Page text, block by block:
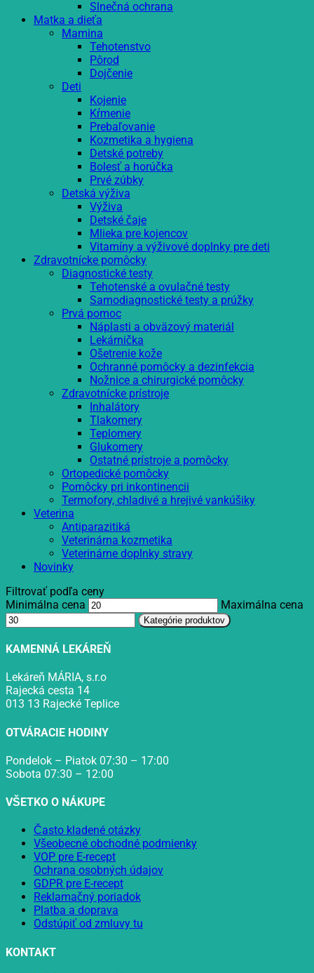
Slnečná ochrana
Matka a dieťa
Mamina
Tehotenstvo
Pôrod
Dojčenie
Deti
Kojenie
Kŕmenie
Prebaľovanie
Kozmetika a hygiena
Detské potreby
Bolesť a horúčka
Prvé zúbky
Detská výživa
Výživa
Detské čaje
Mlieka pre kojencov
Vitamíny a výživové doplnky pre deti
Zdravotnícke pomôcky
Diagnostické testy
Tehotenské a ovulačné testy
Samodiagnostické testy a prúžky
Prvá pomoc
Náplasti a obväzový materiál
Lekárnička
Ošetrenie kože
Ochranné pomôcky a dezinfekcia
Nožnice a chirurgické pomôcky
Zdravotnícke prístroje
Inhalátory
Tlakomery
Teplomery
Glukomery
Ostatné prístroje a pomôcky
Ortopedické pomôcky
Pomôcky pri inkontinencii
Termofory, chladivé a hrejivé vankúšiky
Veterina
Antiparazitiká
Veterinárna kozmetika
Veterinárne doplnky stravy
Novinky
Filtrovať podľa ceny
Minimálna cena
Maximálna cena
Kategórie produktov
KAMENNÁ LEKÁREŇ
Lekáreň MÁRIA, s.r.o
Rajecká cesta 14
013 13 Rajecké Teplice
OTVÁRACIE HODINY
Pondelok – Piatok 07:30 – 17:00
Sobota 07:30 – 12:00
VŠETKO O NÁKUPE
Často kladené otázky
Všeobecné obchodné podmienky
VOP pre E-recept
Ochrana osobných údajov
GDPR pre E-recept
Reklamačný poriadok
Platba a doprava
Odstúpiť od zmluvy tu
KONTAKT